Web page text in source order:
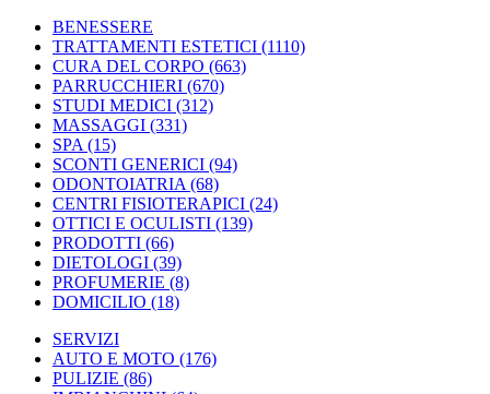
BENESSERE
TRATTAMENTI ESTETICI (1110)
CURA DEL CORPO (663)
PARRUCCHIERI (670)
STUDI MEDICI (312)
MASSAGGI (331)
SPA (15)
SCONTI GENERICI (94)
ODONTOIATRIA (68)
CENTRI FISIOTERAPICI (24)
OTTICI E OCULISTI (139)
PRODOTTI (66)
DIETOLOGI (39)
PROFUMERIE (8)
DOMICILIO (18)
SERVIZI
AUTO E MOTO (176)
PULIZIE (86)